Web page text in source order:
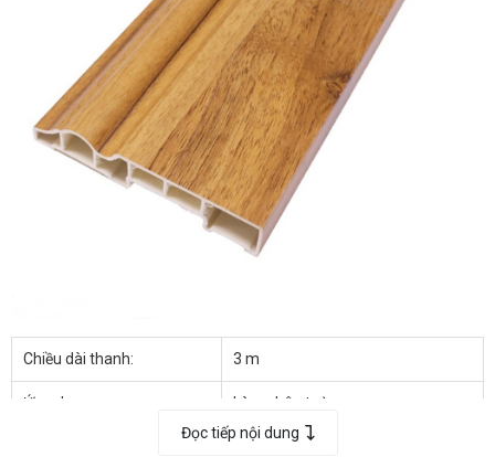
Chiều dài thanh: 3 m
Ứng dụng: Làm chân tường
20 thanh/hộp
Đọc tiếp nội dung